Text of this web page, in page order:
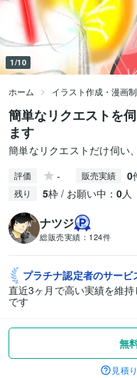
1/10
ホーム イラスト作成・漫画
簡単なリクエストを
ます
簡単なリクエストだけ伺い
評価 - 販売実績 0
残り 5枠 / お願い中： 0人
ナツジ
総販売実績： 124件
プラチナ認定者のサービ
直近3ヶ月で高い実績を維
です
無
見積